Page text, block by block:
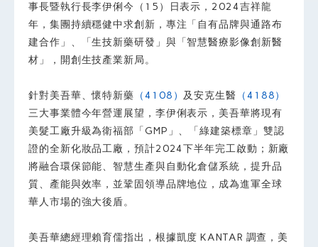
事長暨執行長李伊俐今（15）日表示，2024吉祥龍
年，集團持續穩健中求創新，專注「自有品牌與通路布
建合作」、「生技新藥研發」與「智慧醫療影像創新醫
材」，開創生技產業新局。
針對美吾華、懷特新藥 （4108） 及安克生醫 （4188）
三大事業體今年營運展望，李伊俐表示，美吾華將現有
美髮工廠升級為衛福部「GMP」、「綠建築標章」雙認
證的全新化妝品工廠，預計2024下半年完工啟動；新廠
將融合環保節能、智慧生產與自動化倉儲系統，提升品
質、產能與效率，並鞏固領導品牌地位，成為進軍全球
華人市場的強大後盾。
美吾華總經理賴育儒指出，根據凱度 KANTAR 調查，美